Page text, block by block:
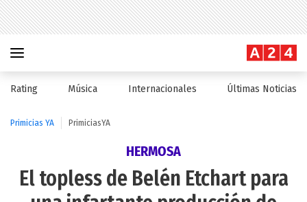
Rating Música Internacionales Últimas Noticias
Primicias YA PrimiciasYA
HERMOSA
El topless de Belén Etchart para